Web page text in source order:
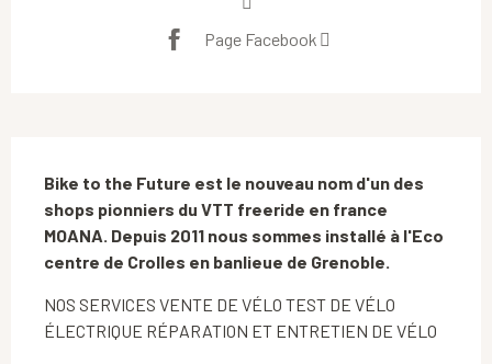
Page Facebook
Bike to the Future est le nouveau nom d'un des
shops pionniers du VTT freeride en france
MOANA. Depuis 2011 nous sommes installé à l'Eco
centre de Crolles en banlieue de Grenoble.
NOS SERVICES VENTE DE VÉLO TEST DE VÉLO
ÉLECTRIQUE RÉPARATION ET ENTRETIEN DE VÉLO